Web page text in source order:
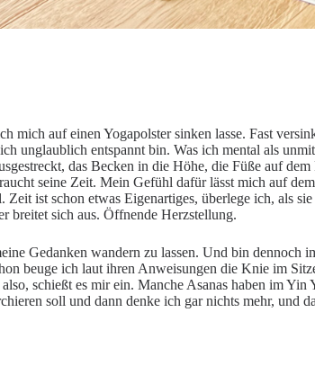
mich auf einen Yogapolster sinken lasse. Fast
unglaublich entspannt bin. Was ich mental als
das Becken in die Höhe, die Füße auf
seine Zeit. Mein Gefühl dafür lässt mich auf
ist schon etwas Eigenartiges, überlege ich, als
breitet sich aus. Öffnende Herzstellung.
Gedanken wandern zu lassen. Und bin dennoch
beuge ich laut ihren Anweisungen die Knie im
schießt es mir ein. Manche Asanas haben im
soll und dann denke ich gar nichts mehr, und